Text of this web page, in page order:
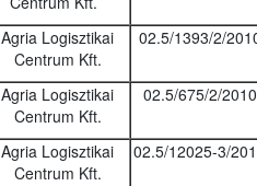
Agria Logisztikai
Centrum Kft.
02.5/1393/2/
Agria Logisztikai
Centrum Kft.
02.5/675/2/
Agria Logisztikai
Centrum Kft.
02.5/12025-3/